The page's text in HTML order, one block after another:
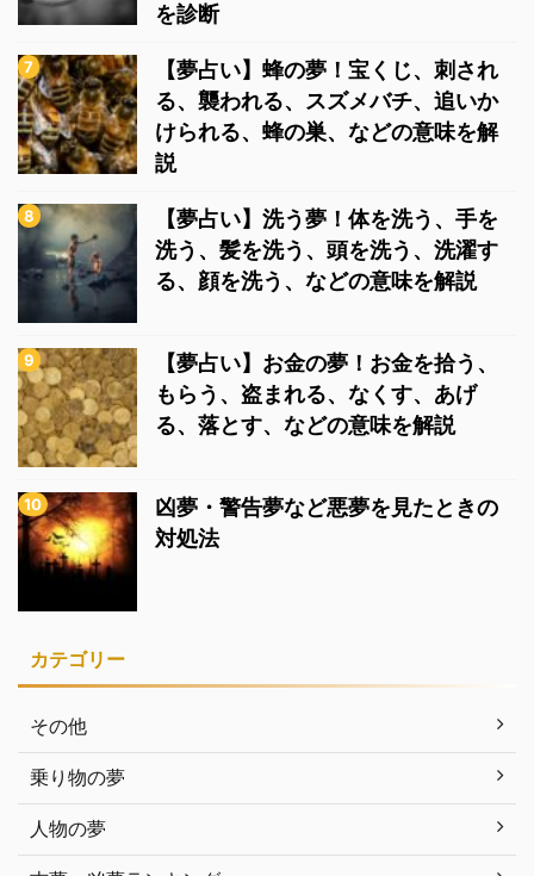
を診断
【夢占い】蜂の夢！宝くじ、刺され
る、襲われる、スズメバチ、追いか
けられる、蜂の巣、などの意味を解
説
【夢占い】洗う夢！体を洗う、手を
洗う、髪を洗う、頭を洗う、洗濯す
る、顔を洗う、などの意味を解説
【夢占い】お金の夢！お金を拾う、
もらう、盗まれる、なくす、あげ
る、落とす、などの意味を解説
凶夢・警告夢など悪夢を見たときの
対処法
カテゴリー
その他
乗り物の夢
人物の夢